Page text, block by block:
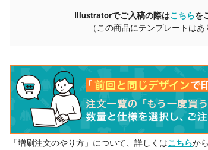
Illustratorでご入稿の際はこちらを
（この商品にテンプレートはあ
「増刷注文のやり方」について、詳しくはこちらか